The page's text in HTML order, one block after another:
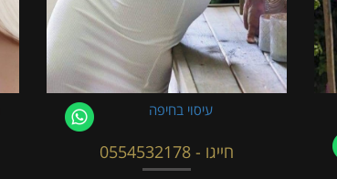
עיסוי בחיפה
חייגו - 0554532178